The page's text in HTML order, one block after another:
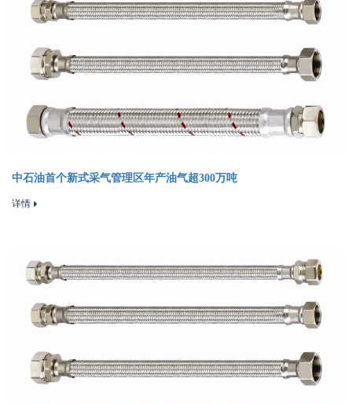
中石油首个新式采气管理区年产油气超300万吨
详情